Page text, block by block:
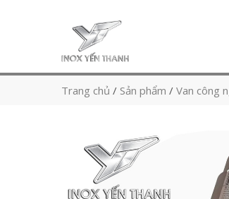
Trang chủ / Sản phẩm / Van công